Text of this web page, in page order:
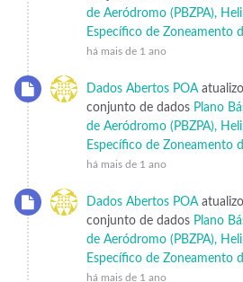
de Aeródromo (PBZPA),
Específico de Zoneamento
há mais de 1 ano
Dados Abertos POA
conjunto de dados Plano
de Aeródromo (PBZPA),
Específico de Zoneamento
há mais de 1 ano
Dados Abertos POA
conjunto de dados Plano
de Aeródromo (PBZPA),
Específico de Zoneamento
há mais de 1 ano